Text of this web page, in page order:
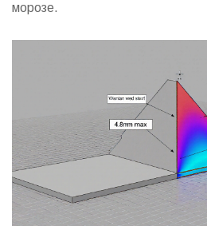
морозе.